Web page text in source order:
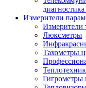
Измерители
Измерители
Люксметры
Тахометры
Гигрометры